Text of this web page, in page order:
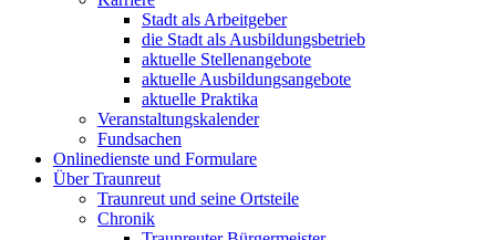
Stadt als Arbeitgeber
die Stadt als Ausbildungsbetrieb
aktuelle Stellenangebote
aktuelle Ausbildungsangebote
aktuelle Praktika
Veranstaltungskalender
Fundsachen
Onlinedienste und Formulare
Über Traunreut
Traunreut und seine Ortsteile
Chronik